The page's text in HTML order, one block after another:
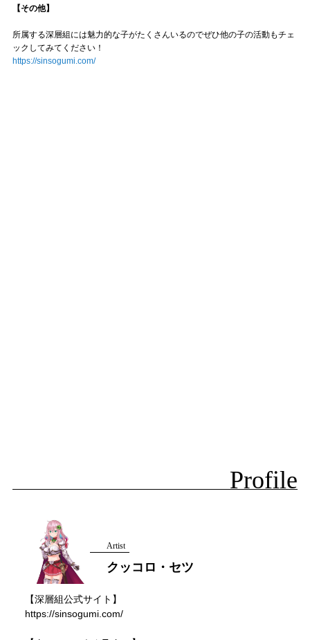
【その他】
所属する深層組には魅力的な子がたくさんいるのでぜひ他の子の活動もチェ
ックしてみてください！
https://sinsogumi.com/
Profile
Artist
クッコロ・セツ
【深層組公式サイト】
https://sinsogumi.com/